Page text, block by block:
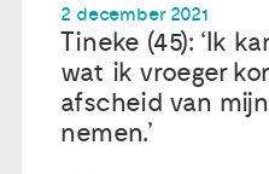
2 december 2021
Tineke (45): ‘Ik
wat ik vroeger
afscheid van
nemen.’